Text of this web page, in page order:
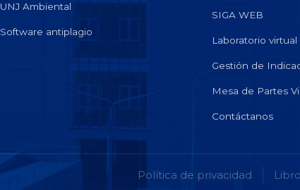
UNJ Ambiental
Software antiplagio
SIGA WEB
Laboratorio virtual
Gestión de
Mesa de Partes
Contáctanos
Política de privacidad